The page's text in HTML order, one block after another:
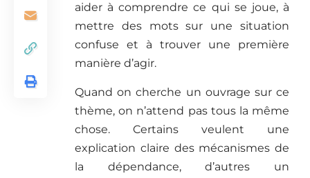
aider à comprendre ce qui se joue, à
mettre des mots sur une situation
confuse et à trouver une première
manière d’agir.
Quand on cherche un ouvrage sur ce
thème, on n’attend pas tous la même
chose. Certains veulent une
explication claire des mécanismes de
la dépendance, d’autres un